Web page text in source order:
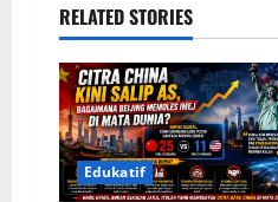
i
g
a
t
RELATED STORIES
Edukatif